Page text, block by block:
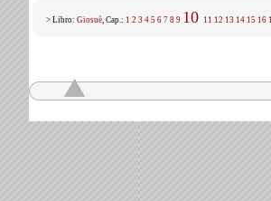
> Libro: Giosuè, Cap.: 1 2 3 4 5 6 7 8 9 10 11 12 13 14 15 16